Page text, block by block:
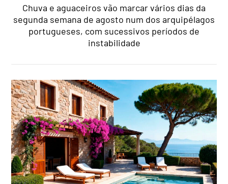
Chuva e aguaceiros vão marcar vários dias da
segunda semana de agosto num dos arquipélagos
portugueses, com sucessivos períodos de
instabilidade